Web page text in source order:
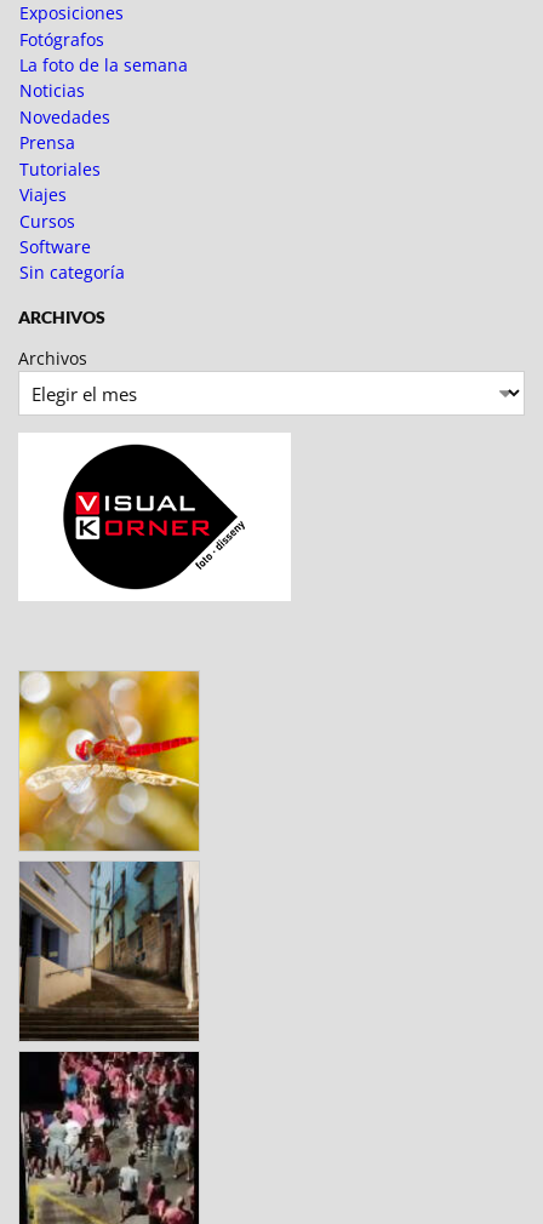
Exposiciones
Fotógrafos
La foto de la semana
Noticias
Novedades
Prensa
Tutoriales
Viajes
Cursos
Software
Sin categoría
ARCHIVOS
Archivos